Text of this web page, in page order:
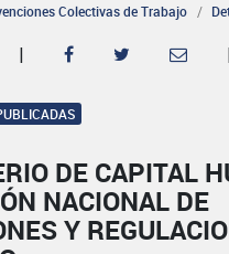
Colectivas de Trabajo
|
DE CAPITAL
NACIONAL DE
Y